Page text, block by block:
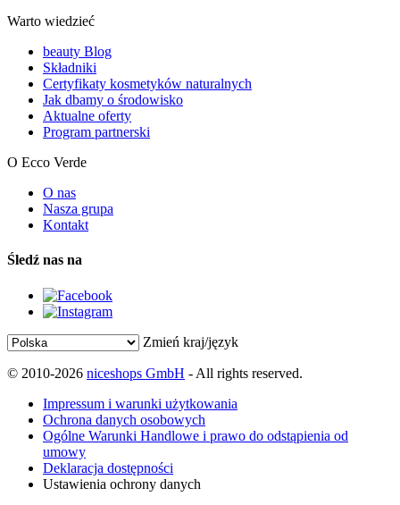
Warto wiedzieć
beauty Blog
Składniki
Certyfikaty kosmetyków naturalnych
Jak dbamy o środowisko
Aktualne oferty
Program partnerski
O Ecco Verde
O nas
Nasza grupa
Kontakt
Śledź nas na
Zmień kraj/język
© 2010-2026 niceshops GmbH - All rights reserved.
Impressum i warunki użytkowania
Ochrona danych osobowych
Ogólne Warunki Handlowe i prawo do odstąpienia od
umowy
Deklaracja dostępności
Ustawienia ochrony danych